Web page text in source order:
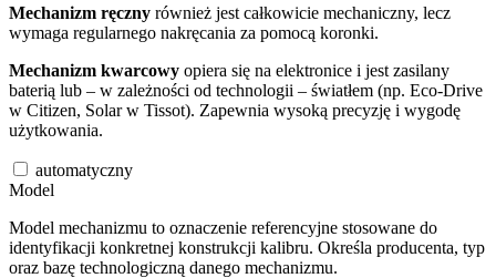
Mechanizm ręczny również jest całkowicie mechaniczny, lecz
wymaga regularnego nakręcania za pomocą koronki.
Mechanizm kwarcowy opiera się na elektronice i jest zasilany
baterią lub – w zależności od technologii – światłem (np. Eco-Drive
w Citizen, Solar w Tissot). Zapewnia wysoką precyzję i wygodę
użytkowania.
automatyczny
Model
Model mechanizmu to oznaczenie referencyjne stosowane do
identyfikacji konkretnej konstrukcji kalibru. Określa producenta, typ
oraz bazę technologiczną danego mechanizmu.